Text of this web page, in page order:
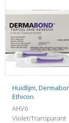
Huidlijm,
Ethicon
AHV6
Violet/Transparant